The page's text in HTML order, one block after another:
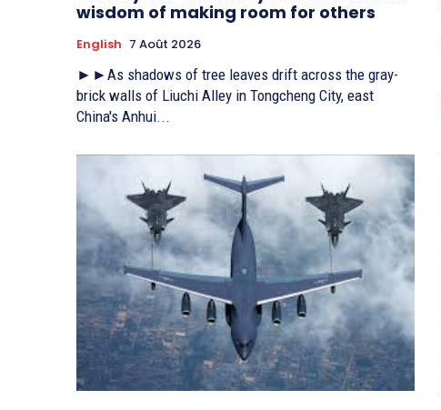
wisdom of making room for others
English 7 Août 2026
►►As shadows of tree leaves drift across the gray-
brick walls of Liuchi Alley in Tongcheng City, east
China's Anhui...